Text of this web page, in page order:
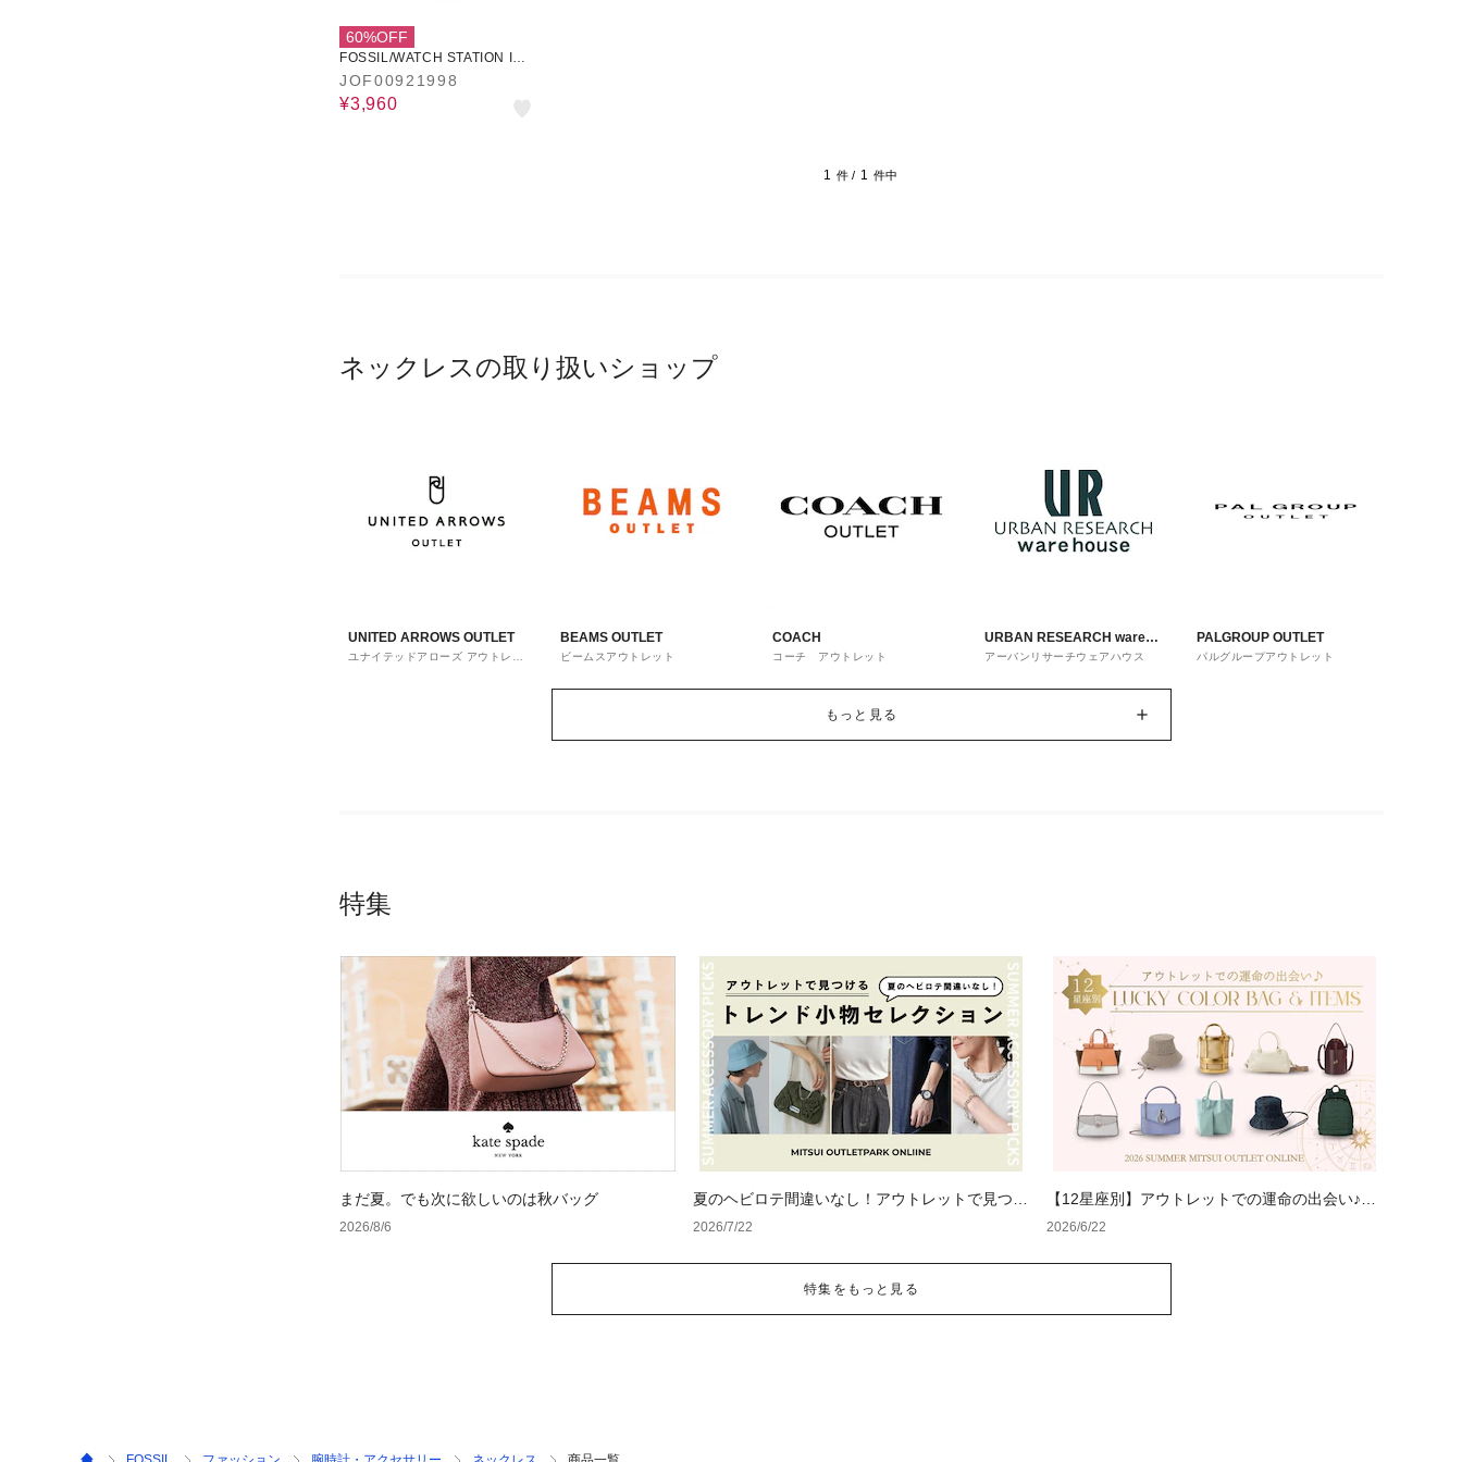
60%OFF
FOSSIL/WATCH STATION INT
ERNATIONAL
JOF00921998
¥3,960
1 件 / 1 件中
ネックレスの取り扱いショップ
UNITED ARROWS OUTLET
ユナイテッドアローズ アウトレッ
BEAMS OUTLET
ビームスアウトレット
COACH
コーチ アウトレット
URBAN RESEARCH ware
house
アーバンリサーチウェアハウス
PALGROUP OUTLET
パルグループアウトレット
もっと見る
特集
まだ夏。でも次に欲しいのは秋バッグ
2026/8/6
夏のヘビロテ間違いなし！アウトレットで見つけ
るトレンド小物セレクション
2026/7/22
【12星座別】アウトレットでの運命の出会い♪夏
のラッキーカラーバッグ＆小物
2026/6/22
特集をもっと見る